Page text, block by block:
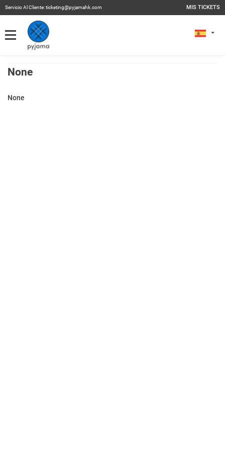
Servicio Al Cliente:ticketing@pyjamahk.com MIS TICKETS
Eventos Pasados
MIS TICKETS
None
None